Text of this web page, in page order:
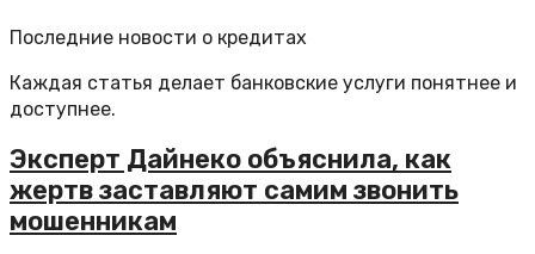
Последние новости о кредитах
Каждая статья делает банковские услуги понятнее и
доступнее.
Эксперт Дайнеко объяснила, как
жертв заставляют самим звонить
мошенникам